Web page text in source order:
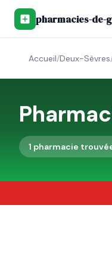
pharmacies-de-
Accueil/Deux-Sèvres
1 pharmacie